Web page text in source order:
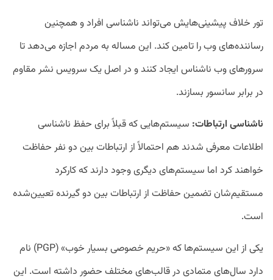
تور خلاف پیشینی‌هایش می‌تواند ناشناسی افراد و همچنین
رساننده‌های وب را تامین کند. این مساله به مردم اجازه می‌دهد تا
سرورهای وب ناشناس ایجاد کنند و در اصل یک سرویس نشر مقاوم
در برابر سانسور بسازند.
ناشناسی ارتباطات: سیستم‌هایی که قبلاً برای حفظ ناشناسی
اطلاعات معرفی شدند هم احتمالاً از ارتباطات بین دو نفر حفاظت
خواهند کرد اما سیستم‌های دیگری وجود دارند که کارکرد
مستقیم‌شان تضمین حفاظت از ارتباطات بین دو گیرنده تعیین‌شده
است.
یکی از این سیستم‌ها که «حریم خصوصی بسیار خوب» (PGP) نام
دارد سال‌های متمادی در قالب‌های مختلف حضور داشته است. این